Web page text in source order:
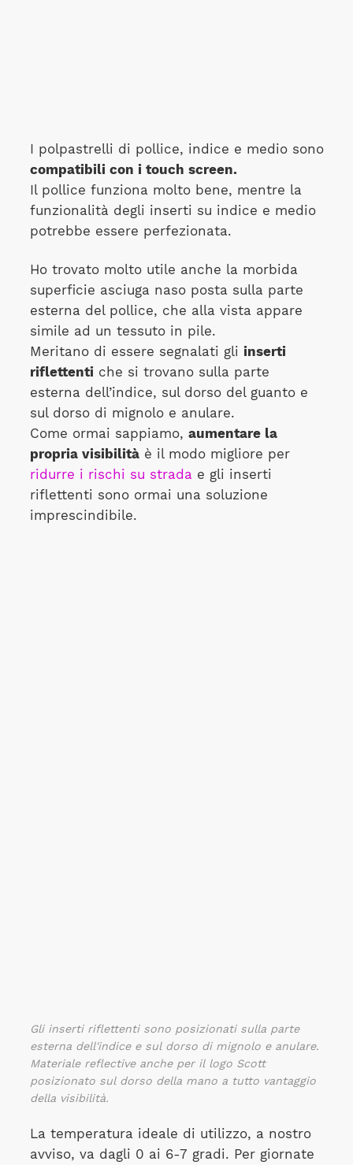
I polpastrelli di pollice, indice e medio sono
compatibili con i touch screen.
Il pollice funziona molto bene, mentre la
funzionalità degli inserti su indice e medio
potrebbe essere perfezionata.
Ho trovato molto utile anche la morbida
superficie asciuga naso posta sulla parte
esterna del pollice, che alla vista appare
simile ad un tessuto in pile.
Meritano di essere segnalati gli inserti
riflettentiche si trovano sulla parte
esterna dell’indice, sul dorso del guanto e
sul dorso di mignolo e anulare.
Come ormai sappiamo, aumentare la
propria visibilitàè il modo migliore per
ridurre i rischi su stradae gli inserti
riflettenti sono ormai una soluzione
imprescindibile.
Gli inserti riflettenti sono posizionati sulla parte
esterna dell'indice e sul dorso di mignolo e anulare.
Materiale reflective anche per il logo Scott
posizionato sul dorso della mano a tutto vantaggio
della visibilità.
La temperatura ideale di utilizzo, a nostro
avviso, va dagli 0 ai 6-7 gradi. Per giornate